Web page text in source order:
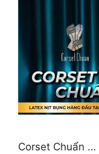
Corset Chuẩn …